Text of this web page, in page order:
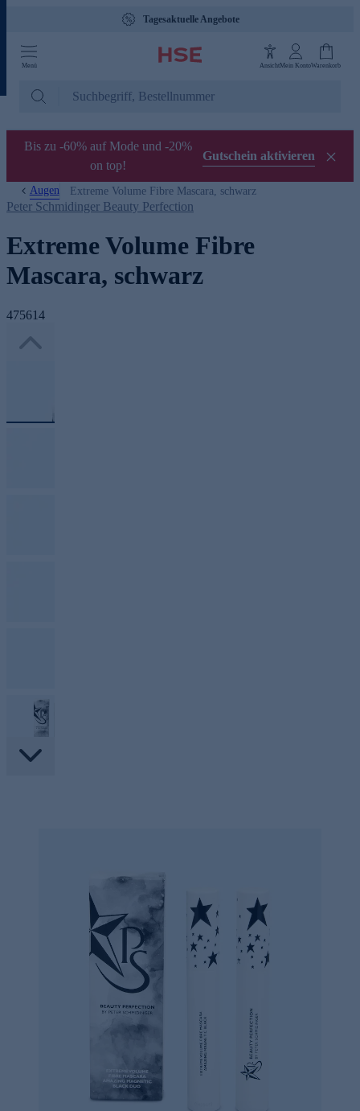
Tagesaktuelle Angebote
Menü AnsichtMein KontoWarenkorb
Bis zu -60% auf Mode und -20%
on top!
Gutschein aktivieren
Augen Extreme Volume Fibre Mascara, schwarz
Peter Schmidinger Beauty Perfection
Extreme Volume Fibre
Mascara, schwarz
475614